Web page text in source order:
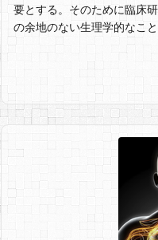
要とする。そのために臨床
の余地のない生理学的なこと